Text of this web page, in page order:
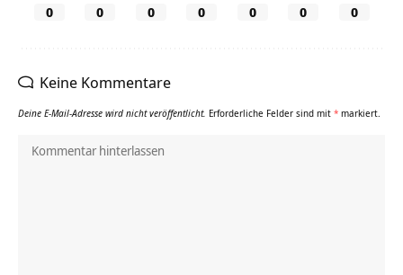
0 0 0 0 0 0 0
Keine Kommentare
Deine E-Mail-Adresse wird nicht veröffentlicht. Erforderliche Felder sind mit * markiert.